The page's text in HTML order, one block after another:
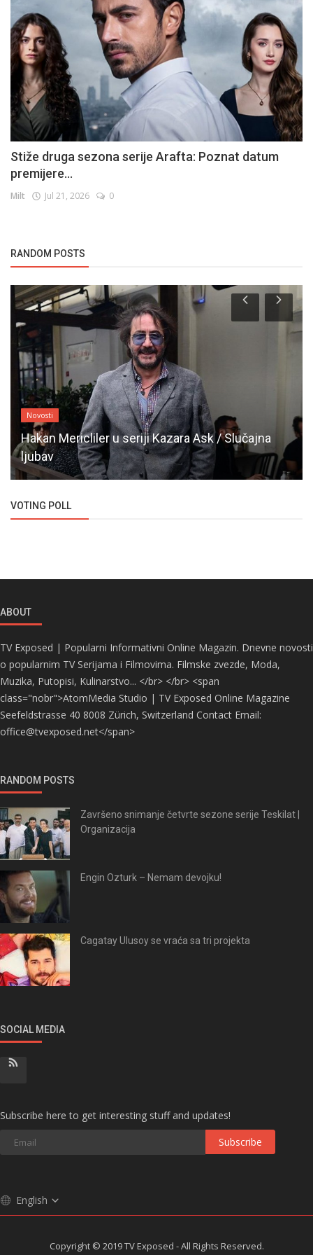
Stiže druga sezona serije Arafta: Poznat datum
premijere...
Milt Jul 21, 2026 0
RANDOM POSTS
Novosti
Hakan Mericliler u seriji Kazara Ask / Slučajna
ljubav
VOTING POLL
ABOUT
TV Exposed | Popularni Informativni Online Magazin. Dnevne novosti
o popularnim TV Serijama i Filmovima. Filmske zvezde, Moda,
Muzika, Putopisi, Kulinarstvo... </br> </br> <span
class="nobr">AtomMedia Studio | TV Exposed Online Magazine
Seefeldstrasse 40 8008 Zürich, Switzerland Contact Email:
office@tvexposed.net</span>
RANDOM POSTS
Završeno snimanje četvrte sezone serije Teskilat |
Organizacija
Engin Ozturk – Nemam devojku!
Cagatay Ulusoy se vraća sa tri projekta
SOCIAL MEDIA
Subscribe here to get interesting stuff and updates!
Subscribe
English
Copyright © 2019 TV Exposed - All Rights Reserved.